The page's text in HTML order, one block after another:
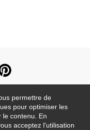
permettre de
pour optimiser les
le contenu. En
acceptez l'utilisation